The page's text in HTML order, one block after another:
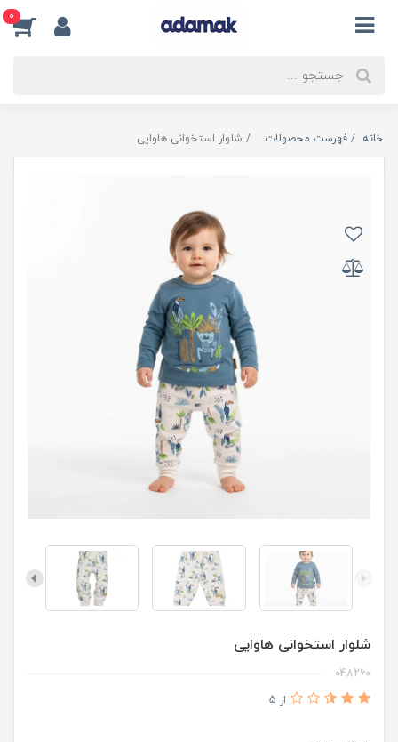
0
خانه فهرست محصولات شلوار استخوانی هاوایی
شلوار استخوانی هاوایی
048260
از 5